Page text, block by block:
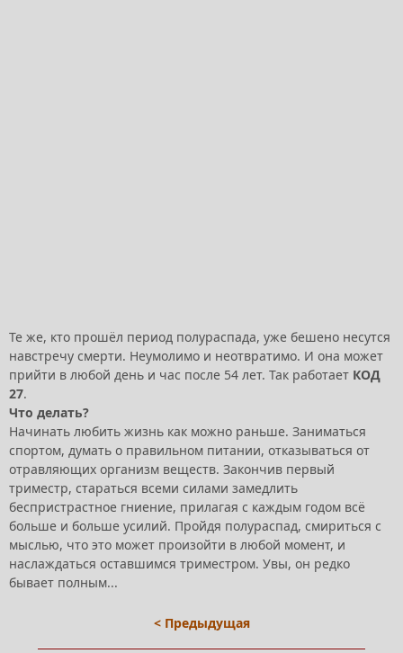
Те же, кто прошёл период полураспада, уже бешено несутся
навстречу смерти. Неумолимо и неотвратимо. И она может
прийти в любой день и час после 54 лет. Так работает КОД
27.
Что делать?
Начинать любить жизнь как можно раньше. Заниматься
спортом, думать о правильном питании, отказываться от
отравляющих организм веществ. Закончив первый
триместр, стараться всеми силами замедлить
беспристрастное гниение, прилагая с каждым годом всё
больше и больше усилий. Пройдя полураспад, смириться с
мыслью, что это может произойти в любой момент, и
наслаждаться оставшимся триместром. Увы, он редко
бывает полным...
< Предыдущая